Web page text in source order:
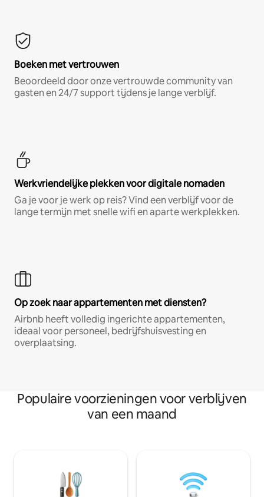
Boeken met vertrouwen
Beoordeeld door onze vertrouwde community van
gasten en 24/7 support tijdens je lange verblijf.
Werkvriendelijke plekken voor digitale nomaden
Ga je voor je werk op reis? Vind een verblijf voor de
lange termijn met snelle wifi en aparte werkplekken.
Op zoek naar appartementen met diensten?
Airbnb heeft volledig ingerichte appartementen,
ideaal voor personeel, bedrijfshuisvesting en
overplaatsing.
Populaire voorzieningen voor verblijven
van een maand